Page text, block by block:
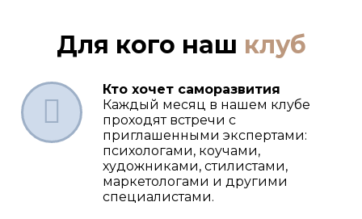
Для кого наш клуб
Кто хочет саморазвития
Каждый месяц в нашем клубе
проходят встречи с
приглашенными экспертами:
психологами, коучами,
художниками, стилистами,
маркетологами и другими
специалистами.